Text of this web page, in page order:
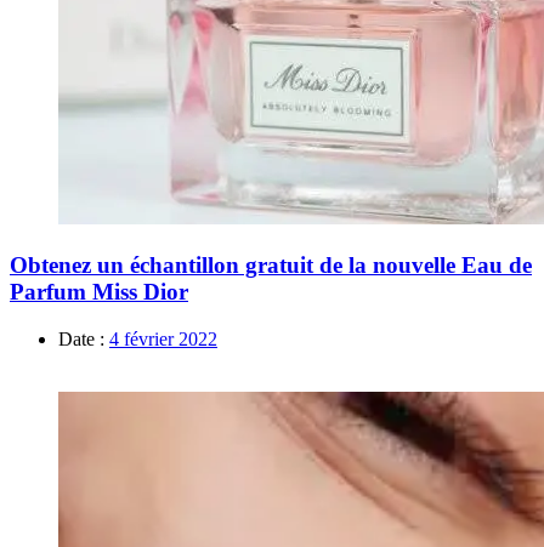
Obtenez un échantillon gratuit de la nouvelle Eau de
Parfum Miss Dior
Date : 4 février 2022